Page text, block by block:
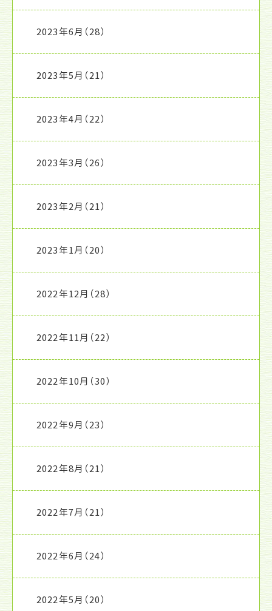
2023年6月 （28）
2023年5月 （21）
2023年4月 （22）
2023年3月 （26）
2023年2月 （21）
2023年1月 （20）
2022年12月 （28）
2022年11月 （22）
2022年10月 （30）
2022年9月 （23）
2022年8月 （21）
2022年7月 （21）
2022年6月 （24）
2022年5月 （20）